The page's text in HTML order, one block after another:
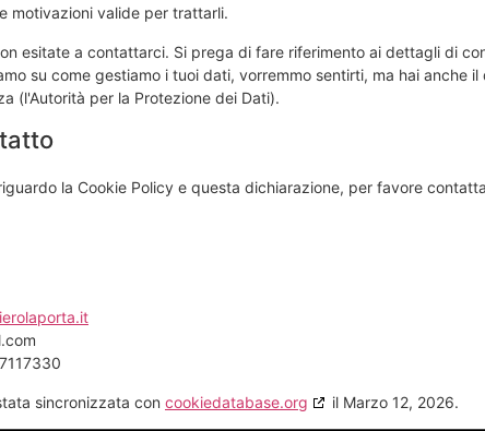
motivazioni valide per trattarli.
esitate a contattarci. Si prega di fare riferimento ai dettagli di
su come gestiamo i tuoi dati, vorremmo sentirti, ma hai anche
(l'Autorità per la Protezione dei Dati).
la Cookie Policy e questa dichiarazione, per favore
sincronizzata con cookiedatabase.org il Marzo 12, 2026.